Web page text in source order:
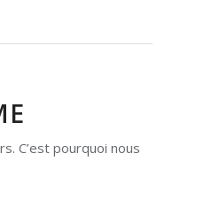
C’est pourquoi nous